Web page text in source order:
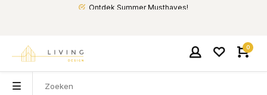
Ontdek Summer Musthaves!
0